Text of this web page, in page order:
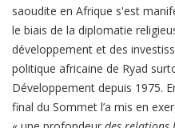
saoudite en Afrique s'est
le biais de la diplomatie
développement et des
politique africaine de Ryad
Développement depuis 1975.
final du Sommet l’a mis en